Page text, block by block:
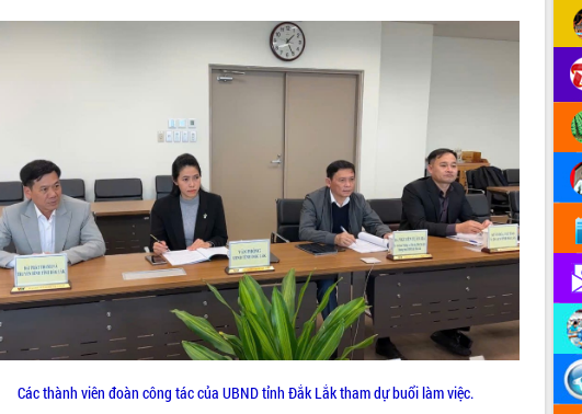
Các thành viên đoàn công tác của UBND tỉnh Đắk Lắk tham dự buổi làm việc.